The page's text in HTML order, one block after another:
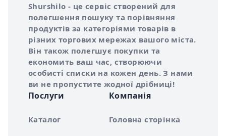
Про сервіс Shurshilo
Shurshilo - це сервіс створений для
полегшення пошуку та порівняння
продуктів за категоріями товарів в
різних торгових мережах вашого міста.
Він також полегшує покупки та
економить ваш час, створюючи
особисті списки на кожен день. З нами
ви не пропустите жодної дрібниці!
Послуги
Каталог
Компанія
Головна сторінка